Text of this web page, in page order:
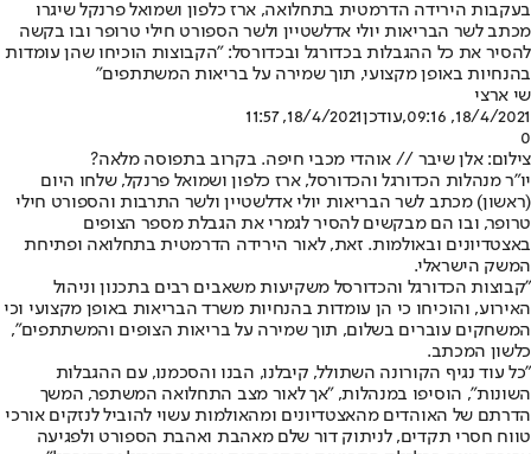
בעקבות הירידה הדרמטית בתחלואה, ארז כלפון ושמואל פרנקל שיגרו
מכתב לשר הבריאות יולי אדלשטיין ולשר הספורט חילי טרופר ובו בקשה
להסיר את כל ההגבלות בכדורגל ובכדורסל: "הקבוצות הוכיחו שהן עומדות
בהנחיות באופן מקצועי, תוך שמירה על בריאות המשתתפים"
שי ארצי
18/4/2021, 09:16
,עודכן18/4/2021, 11:57
0
צילום: אלן שיבר // אוהדי מכבי חיפה. בקרוב בתפוסה מלאה?
יו"ר מנהלות הכדורגל והכדורסל, ארז כלפון ושמואל פרנקל, שלחו היום
(ראשון) מכתב לשר הבריאות יולי אדלשטיין ולשר התרבות והספורט חילי
טרופר, ובו הם מבקשים להסיר לגמרי את הגבלת מספר הצופים
באצטדיונים ובאולמות. זאת, לאור הירידה הדרמטית בתחלואה ופתיחת
המשק הישראלי.
"קבוצות הכדורגל והכדורסל משקיעות משאבים רבים בתכנון וניהול
האירוע, והוכיחו כי הן עומדות בהנחיות משרד הבריאות באופן מקצועי וכי
המשחקים עוברים בשלום, תוך שמירה על בריאות הצופים והמשתתפים",
כלשון המכתב.
"כל עוד נגיף הקורונה השתולל, קיבלנו, הבנו והסכמנו, עם ההגבלות
השונות", הוסיפו במנהלות, "אך לאור מצב התחלואה המשתפר, המשך
הדרתם של האוהדים מהאצטדיונים ומהאולמות עשוי להוביל לנזקים אורכי
טווח חסרי תקדים, לניתוק דור שלם מאהבת ואהבת הספורט ולפגיעה